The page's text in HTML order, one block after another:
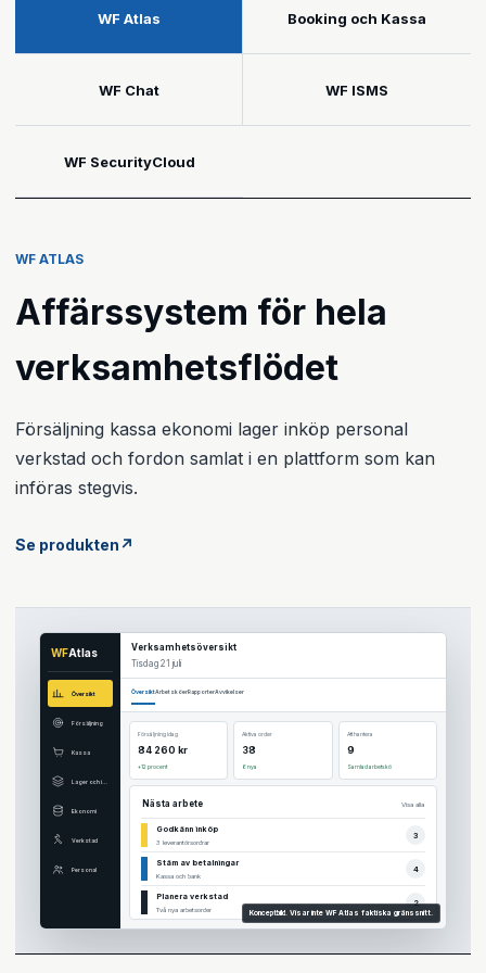
WF Atlas Booking och Kassa
WF Chat WF ISMS
WF SecurityCloud
WF ATLAS
Affärssystem för hela
verksamhetsflödet
Försäljning kassa ekonomi lager inköp personal
verkstad och fordon samlat i en plattform som kan
införas stegvis.
Se produkten↗
WFAtlas
Översikt
Försäljning
Kassa
Ekonomi
Verkstad
Personal
Verksamhetsöversikt
Tisdag 21 juli
ÖversiktArbetsköerRapporterAvvikelser
Försäljning idag
84 260 kr
+12 procent
Aktiva order
38
6 nya
Att hantera
9
Samlad arbetskö
Nästa arbete Visa alla
Godkänn inköp
3 leverantörsordrar
3
Stäm av betalningar
Kassa och bank
4
Planera verkstad
Två nya arbetsorder
2
Konceptbild. Visar inte WF Atlas faktiska gränssnitt.